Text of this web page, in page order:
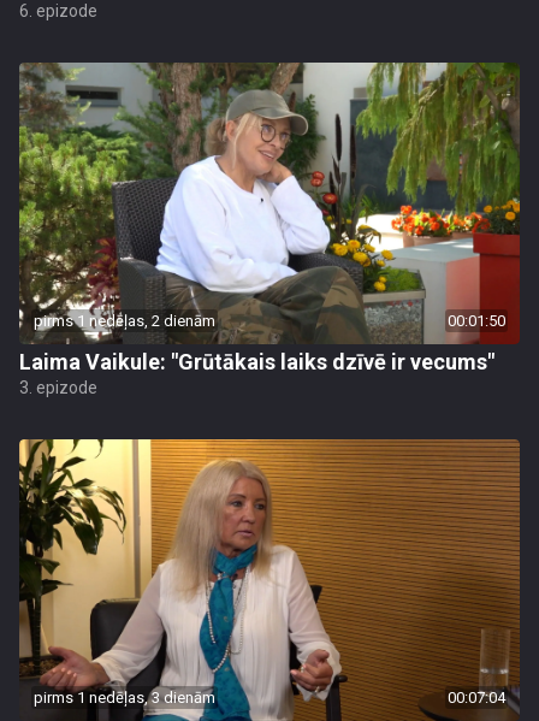
6. epizode
pirms 1 nedēļas, 2 dienām 00:01:50
Laima Vaikule: "Grūtākais laiks dzīvē ir vecums"
3. epizode
pirms 1 nedēļas, 3 dienām 00:07:04